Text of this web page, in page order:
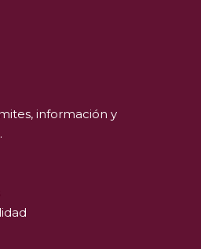
información y